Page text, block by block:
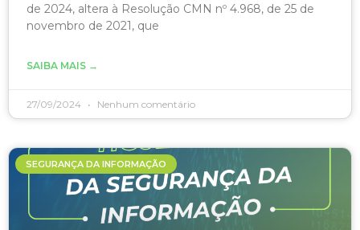
de 2024, altera à Resolução CMN nº 4.968, de 25 de
novembro de 2021, que
SAIBA MAIS →
27/09/2024 Nenhum comentário
SEGURANÇA DA INFORMAÇÃO